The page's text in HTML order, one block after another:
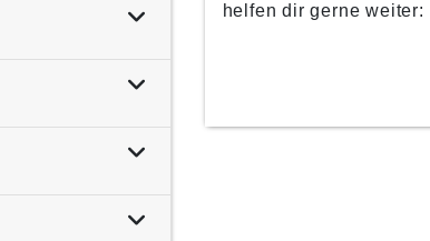
helfen dir gerne weiter: